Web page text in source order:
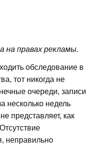
на правах рекламы.
обследование в
тот никогда не
очереди, записи
несколько недель
представляет, как
неправильно